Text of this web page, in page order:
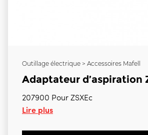
Outillage électrique > Accessoires Mafell
Adaptateur d’aspiration
207900 Pour ZSXEc
Lire plus